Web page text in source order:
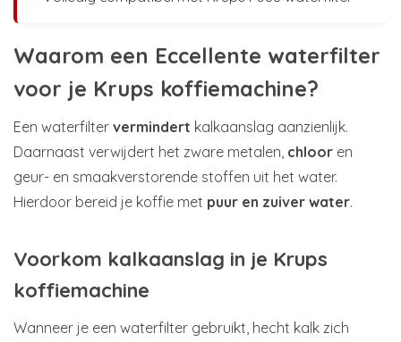
Waarom een Eccellente waterfilter
voor je Krups koffiemachine?
Een waterfilter vermindert kalkaanslag aanzienlijk.
Daarnaast verwijdert het zware metalen, chloor en
geur- en smaakverstorende stoffen uit het water.
Hierdoor bereid je koffie met puur en zuiver water.
Voorkom kalkaanslag in je Krups
koffiemachine
Wanneer je een waterfilter gebruikt, hecht kalk zich